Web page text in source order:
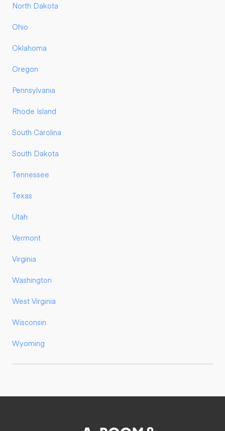
North Dakota
Ohio
Oklahoma
Oregon
Pennsylvania
Rhode Island
South Carolina
South Dakota
Tennessee
Texas
Utah
Vermont
Virginia
Washington
West Virginia
Wisconsin
Wyoming